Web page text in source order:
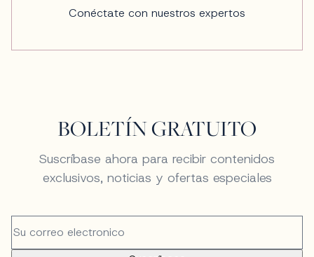
Conéctate con nuestros expertos
BOLETÍN GRATUITO
Suscríbase ahora para recibir contenidos
exclusivos, noticias y ofertas especiales